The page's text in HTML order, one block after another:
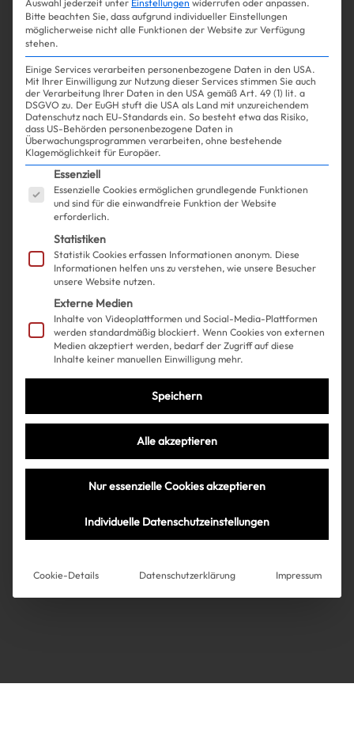
Win Win
Über uns Kooperationen
AGB
Über uns
Kooperationen
Instagram
Très Click
Impressum
AGB
Auswahl jederzeit unter Einstellungen widerrufen oder anpassen.
Bitte beachten Sie, dass aufgrund individueller Einstellungen
möglicherweise nicht alle Funktionen der Website zur Verfügung
stehen.
Einige Services verarbeiten personenbezogene Daten in den USA.
Mit Ihrer Einwilligung zur Nutzung dieser Services stimmen Sie auch
der Verarbeitung Ihrer Daten in den USA gemäß Art. 49 (1) lit. a
DSGVO zu. Der EuGH stuft die USA als Land mit unzureichendem
Datenschutz nach EU-Standards ein. So besteht etwa das Risiko,
dass US-Behörden personenbezogene Daten in
Überwachungsprogrammen verarbeiten, ohne bestehende
Klagemöglichkeit für Europäer.
Es folgt eine Liste der Service-Gruppen, für die
Essenziell
Essenzielle Cookies ermöglichen grundlegende Funktionen
und sind für die einwandfreie Funktion der Website
erforderlich.
Statistiken
Statistik Cookies erfassen Informationen anonym. Diese
Informationen helfen uns zu verstehen, wie unsere Besucher
unsere Website nutzen.
Externe Medien
Inhalte von Videoplattformen und Social-Media-Plattformen
werden standardmäßig blockiert. Wenn Cookies von externen
Medien akzeptiert werden, bedarf der Zugriff auf diese
Inhalte keiner manuellen Einwilligung mehr.
Speichern
Alle akzeptieren
Nur essenzielle Cookies akzeptieren
Individuelle Datenschutzeinstellungen
Cookie-Details Datenschutzerklärung Impressum